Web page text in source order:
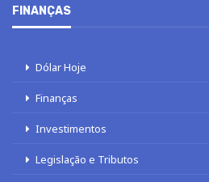
FINANÇAS
Dólar Hoje
Finanças
Investimentos
Legislação e Tributos